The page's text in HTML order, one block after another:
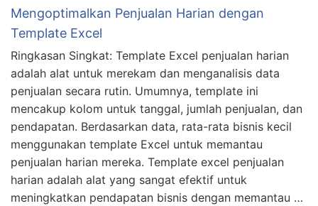
Mengoptimalkan Penjualan Harian dengan
Template Excel
Ringkasan Singkat: Template Excel penjualan harian
adalah alat untuk merekam dan menganalisis data
penjualan secara rutin. Umumnya, template ini
mencakup kolom untuk tanggal, jumlah penjualan, dan
pendapatan. Berdasarkan data, rata-rata bisnis kecil
menggunakan template Excel untuk memantau
penjualan harian mereka. Template excel penjualan
harian adalah alat yang sangat efektif untuk
meningkatkan pendapatan bisnis dengan memantau …